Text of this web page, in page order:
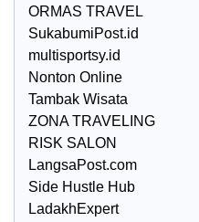
ORMAS TRAVEL
SukabumiPost.id
multisportsy.id
Nonton Online
Tambak Wisata
ZONA TRAVELING
RISK SALON
LangsaPost.com
Side Hustle Hub
LadakhExpert